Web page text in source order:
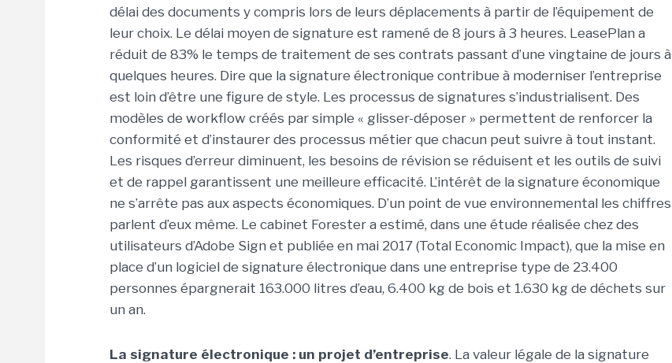
délai des documents y compris lors de leurs déplacements à partir de l’équipement de
leur choix. Le délai moyen de signature est ramené de 8 jours à 3 heures. LeasePlan a
réduit de 83% le temps de traitement de ses contrats passant d’une vingtaine de jours à
quelques heures. Dire que la signature électronique contribue à moderniser l’entreprise
est loin d’être une figure de style. Les processus de signatures s’industrialisent. Des
modèles de workflow créés par simple « glisser-déposer » permettent de renforcer la
conformité et d’instaurer des processus métier que chacun peut suivre à tout instant.
Les risques d’erreur diminuent, les besoins de révision se réduisent et les outils de suivi
et de rappel garantissent une meilleure efficacité. L’intérêt de la signature économique
ne s’arrête pas aux aspects économiques. D’un point de vue environnemental les chiffres
parlent d’eux même. Le cabinet Forester a estimé, dans une étude réalisée chez des
utilisateurs d’Adobe Sign et publiée en mai 2017 (Total Economic Impact), que la mise en
place d’un logiciel de signature électronique dans une entreprise type de 23.400
personnes épargnerait 163.000 litres d’eau, 6.400 kg de bois et 1.630 kg de déchets sur
un an.
La signature électronique : un projet d’entreprise. La valeur légale de la signature